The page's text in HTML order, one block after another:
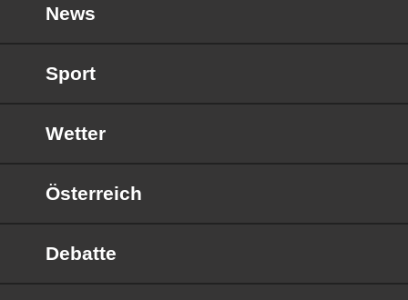
News
Sport
Wetter
Österreich
Debatte